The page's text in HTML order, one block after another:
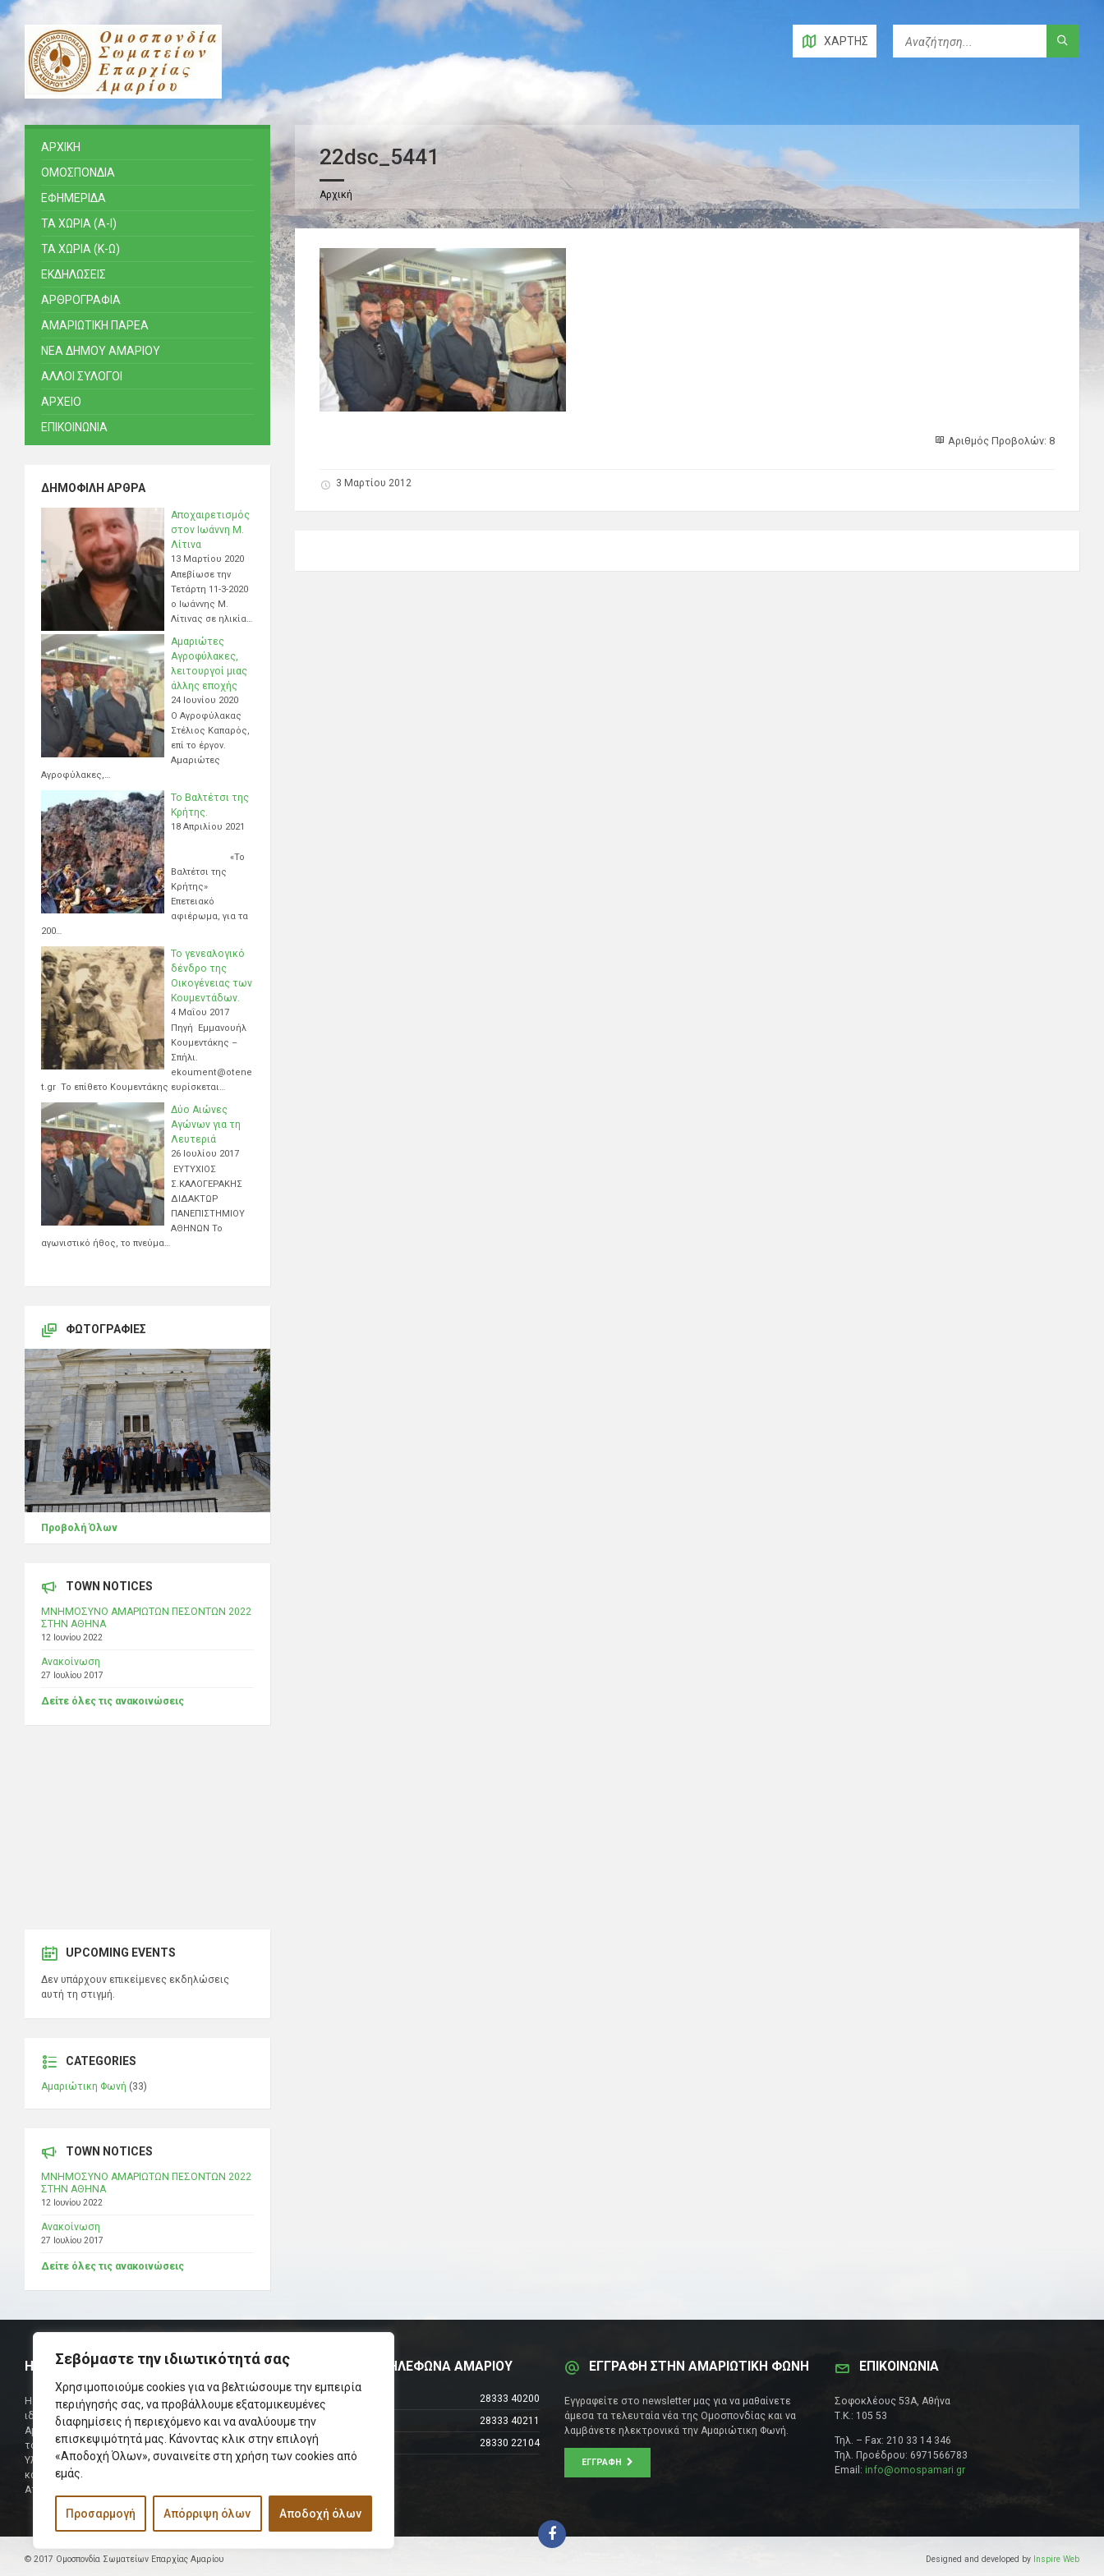
Σεβόμαστε την ιδιωτικότητά σας
Χρησιμοποιούμε cookies για να βελτιώσουμε την εμπειρία
περιήγησής σας, να προβάλλουμε εξατομικευμένες
διαφημίσεις ή περιεχόμενο και να αναλύουμε την
επισκεψιμότητά μας. Κάνοντας κλικ στην επιλογή
«Αποδοχή Όλων», συναινείτε στη χρήση των cookies από
εμάς.
Προσαρμογή Απόρριψη όλων Αποδοχή όλων
ΧΆΡΤΗΣ
22dsc_5441
Αρχική
Αριθμός Προβολών: 8
3 Μαρτίου 2012
ΑΡΧΙΚΗ
ΟΜΟΣΠΟΝΔΙΑ
ΕΦΗΜΕΡΙΔΑ
ΤΑ ΧΩΡΙΑ (Α-Ι)
ΤΑ ΧΩΡΙΑ (Κ-Ω)
ΕΚΔΗΛΩΣΕΙΣ
ΑΡΘΡΟΓΡΑΦΙΑ
ΑΜΑΡΙΩΤΙΚΗ ΠΑΡΕΑ
ΝΕΑ ΔΗΜΟΥ ΑΜΑΡΙΟΥ
ΑΛΛΟΙ ΣΥΛΟΓΟΙ
ΑΡΧΕΙΟ
ΕΠΙΚΟΙΝΩΝΙΑ
ΔΗΜΟΦΙΛΉ ΆΡΘΡΑ
Αποχαιρετισμός
στον Ιωάννη Μ.
Λίτινα
13 Μαρτίου 2020
Απεβίωσε την
Τετάρτη 11-3-2020
ο Ιωάννης Μ.
Λίτινας σε ηλικία…
Αμαριώτες
Αγροφύλακες,
λειτουργοί μιας
άλλης εποχής
24 Ιουνίου 2020
Ο Αγροφύλακας
Στέλιος Καπαρός,
επί το έργον.
Αμαριώτες
Αγροφύλακες,…
Το Βαλτέτσι της
Κρήτης.
18 Απριλίου 2021
«Το
Βαλτέτσι της
Κρήτης»
Επετειακό
αφιέρωμα, για τα
200…
Το γενεαλογικό
δένδρο της
Οικογένειας των
Κουμεντάδων.
4 Μαΐου 2017
Πηγή Εμμανουήλ
Κουμεντάκης –
Σπήλι.
ekoument@otene
t.gr Το επίθετο Κουμεντάκης ευρίσκεται…
Δύο Αιώνες
Αγώνων για τη
Λευτεριά
26 Ιουλίου 2017
ΕΥΤΥΧΙΟΣ
Σ.ΚΑΛΟΓΕΡΑΚΗΣ
ΔΙΔΑΚΤΩΡ
ΠΑΝΕΠΙΣΤΗΜΙΟΥ
ΑΘΗΝΩΝ Το
αγωνιστικό ήθος, το πνεύμα…
ΦΩΤΟΓΡΑΦΊΕΣ
Προβολή Όλων
TOWN NOTICES
ΜΝΗΜΟΣΥΝΟ ΑΜΑΡΙΩΤΩΝ ΠΕΣΟΝΤΩΝ 2022
ΣΤΗΝ ΑΘΗΝΑ
12 Ιουνίου 2022
Ανακοίνωση
27 Ιουλίου 2017
Δείτε όλες τις ανακοινώσεις
UPCOMING EVENTS
Δεν υπάρχουν επικείμενες εκδηλώσεις
αυτή τη στιγμή.
CATEGORIES
Αμαριώτικη Φωνή (33)
TOWN NOTICES
ΜΝΗΜΟΣΥΝΟ ΑΜΑΡΙΩΤΩΝ ΠΕΣΟΝΤΩΝ 2022
ΣΤΗΝ ΑΘΗΝΑ
12 Ιουνίου 2022
Ανακοίνωση
27 Ιουλίου 2017
Δείτε όλες τις ανακοινώσεις
Η ΟΜΟΣΠΟΝΔΙΑ
Η Ομοσπονδία Σωματείων Επαρχίας Αμαρίου
ιδρύθηκε και πήρε τη θέση της Ένωσης
Αμαριωτών, που λειτουργούσε από το 1966 μέχρι
το 1984.
Υλοποιήθηκε σε συνεργασία των μελών του Δ.Σ
και των Δ.Σ των Αμαριώτικων Σωματείων της
Αττικής.
ΧΡΗΣΙΜΑ ΤΗΛΕΦΩΝΑ ΑΜΑΡΙΟΥ
Τηλεφωνικό Κέντρο
28333 40200
Δήμαρχος
28333 40211
Φαξ
28330 22104
ΕΓΓΡΑΦΗ ΣΤΗΝ ΑΜΑΡΙΩΤΙΚΗ ΦΩΝΗ
Εγγραφείτε στο newsletter μας για να μαθαίνετε
άμεσα τα τελευταία νέα της Ομοσπονδίας και να
λαμβάνετε ηλεκτρονικά την Αμαριώτικη Φωνή.
ΕΓΓΡΑΦΉ
ΕΠΙΚΟΙΝΩΝΊΑ
Σοφοκλέους 53Α, Αθήνα
Τ.Κ.: 105 53
Τηλ. – Fax: 210 33 14 346
Τηλ. Προέδρου: 6971566783
Email: info@omospamari.gr
© 2017 Ομοσπονδία Σωματείων Επαρχίας Αμαρίου Designed and developed by Inspire Web